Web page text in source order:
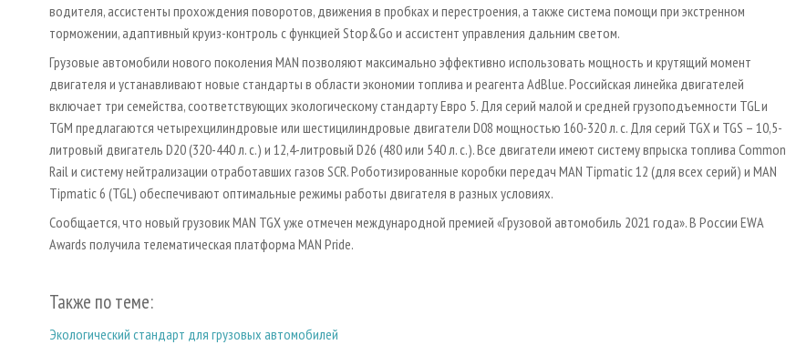
водителя, ассистенты прохождения поворотов, движения в пробках и перестроения, а также система помощи при экстренном
торможении, адаптивный круиз-контроль с функцией Stop&Go и ассистент управления дальним светом.
Грузовые автомобили нового поколения MAN позволяют максимально эффективно использовать мощность и крутящий момент
двигателя и устанавливают новые стандарты в области экономии топлива и реагента AdBlue. Российская линейка двигателей
включает три семейства, соответствующих экологическому стандарту Евро 5. Для серий малой и средней грузоподъемности TGL и
TGM предлагаются четырехцилиндровые или шестицилиндровые двигатели D08 мощностью 160-320 л. с. Для серий TGX и TGS – 10,5-
литровый двигатель D20 (320-440 л. с.) и 12,4-литровый D26 (480 или 540 л. с.). Все двигатели имеют систему впрыска топлива Common
Rail и систему нейтрализации отработавших газов SCR. Роботизированные коробки передач MAN Tipmatic 12 (для всех серий) и MAN
Tipmatic 6 (TGL) обеспечивают оптимальные режимы работы двигателя в разных условиях.
Сообщается, что новый грузовик MAN TGX уже отмечен международной премией «Грузовой автомобиль 2021 года». В России EWA
Awards получила телематическая платформа MAN Pride.
Также по теме:
Экологический стандарт для грузовых автомобилей